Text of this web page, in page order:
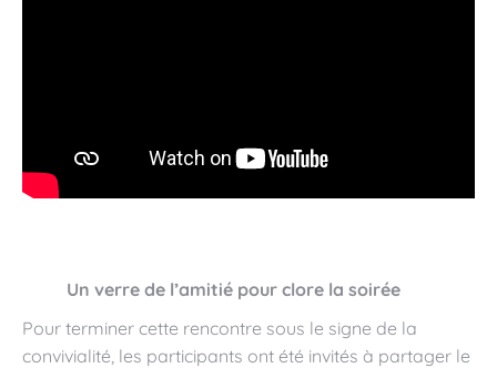
Un verre de l’amitié pour clore la soirée
Pour terminer cette rencontre sous le signe de la
convivialité, les participants ont été invités à partager le